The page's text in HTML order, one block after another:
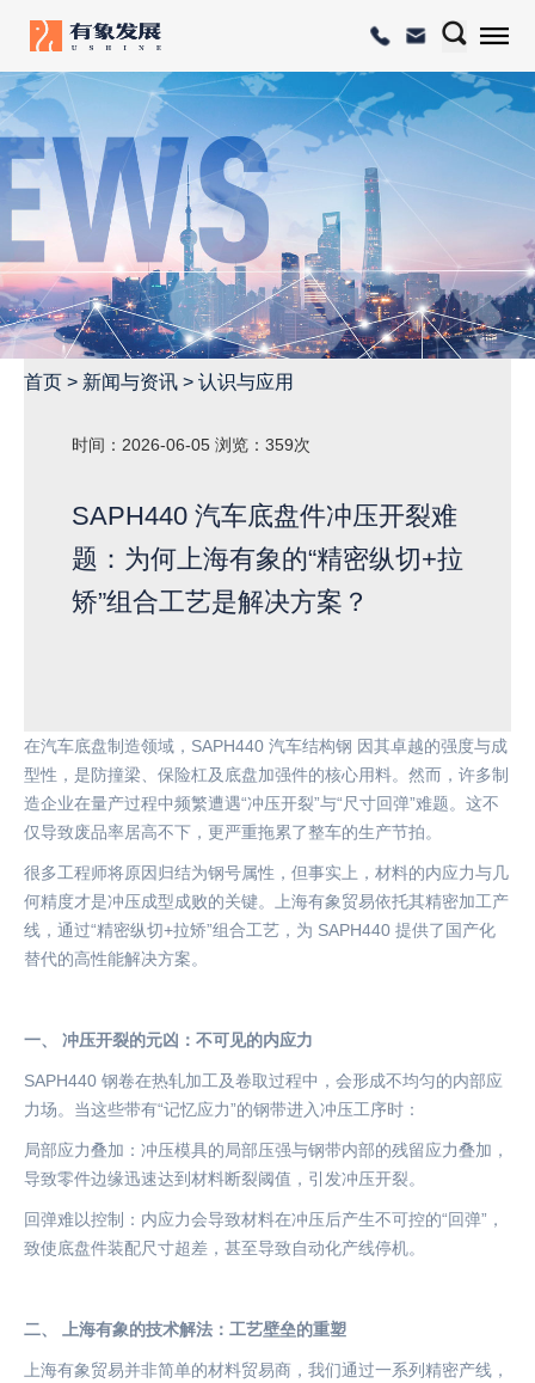
首页 > 新闻与资讯 > 认识与应用
时间：2026-06-05 浏览：359次
SAPH440 汽车底盘件冲压开裂难
题：为何上海有象的“精密纵切+拉
矫”组合工艺是解决方案？
在汽车底盘制造领域， SAPH440 汽车结构钢 因其卓越的强度与成
型性，是防撞梁、保险杠及底盘加强件的核心用料。然而，许多制
造企业在量产过程中频繁遭遇“冲压开裂”与“尺寸回弹”难题。这不
仅导致废品率居高不下，更严重拖累了整车的生产节拍。
很多工程师将原因归结为钢号属性，但事实上，材料的内应力与几
何精度才是冲压成型成败的关键。上海有象贸易依托其精密加工产
线，通过“精密纵切+拉矫”组合工艺，为 SAPH440 提供了国产化
替代的高性能解决方案。
一、 冲压开裂的元凶：不可见的内应力
SAPH440 钢卷在热轧加工及卷取过程中，会形成不均匀的内部应
力场。当这些带有“记忆应力”的钢带进入冲压工序时：
局部应力叠加：冲压模具的局部压强与钢带内部的残留应力叠加，
导致零件边缘迅速达到材料断裂阈值，引发冲压开裂。
回弹难以控制：内应力会导致材料在冲压后产生不可控的“回弹”，
致使底盘件装配尺寸超差，甚至导致自动化产线停机。
二、 上海有象的技术解法：工艺壁垒的重塑
上海有象贸易并非简单的材料贸易商，我们通过一系列精密产线，